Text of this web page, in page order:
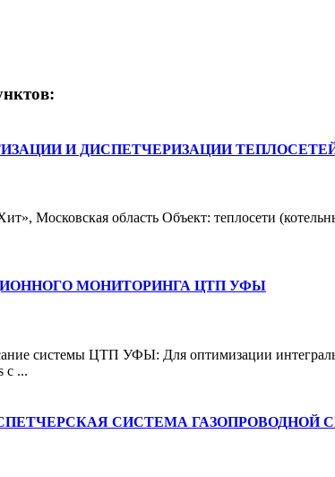
И ДИСПЕТЧЕРИЗАЦИИ
Московская область Объект: теплосети
МОНИТОРИНГА ЦТП УФЫ
системы ЦТП УФЫ: Для оптимизации
с ...
СИСТЕМА ГАЗОПРОВОДНОЙ